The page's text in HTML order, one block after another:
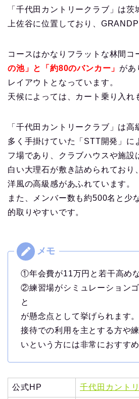
「千代田カントリークラブ」は
上佐谷に位置しており、
コースはかなりフラットな林間コ
の池」と「約80のバンカー」 があ
レイアウトとなっています。
天候によっては、カート乗り入れ
「千代田カントリークラブ」は高
多く手掛けていた「STT開発」に
フ場であり、クラブハウスや施設
白い大理石が敷き詰められており
洋風の高級感があふれています。
また、メンバー数も約500名と少
的取りやすいです。
①年会費が11万円と若干高め
②練習場がシミュレーション
と
が懸念点として挙げられます。
接待での利用を主とする方や
いという方には非常におすす
公式HP 千代田カント